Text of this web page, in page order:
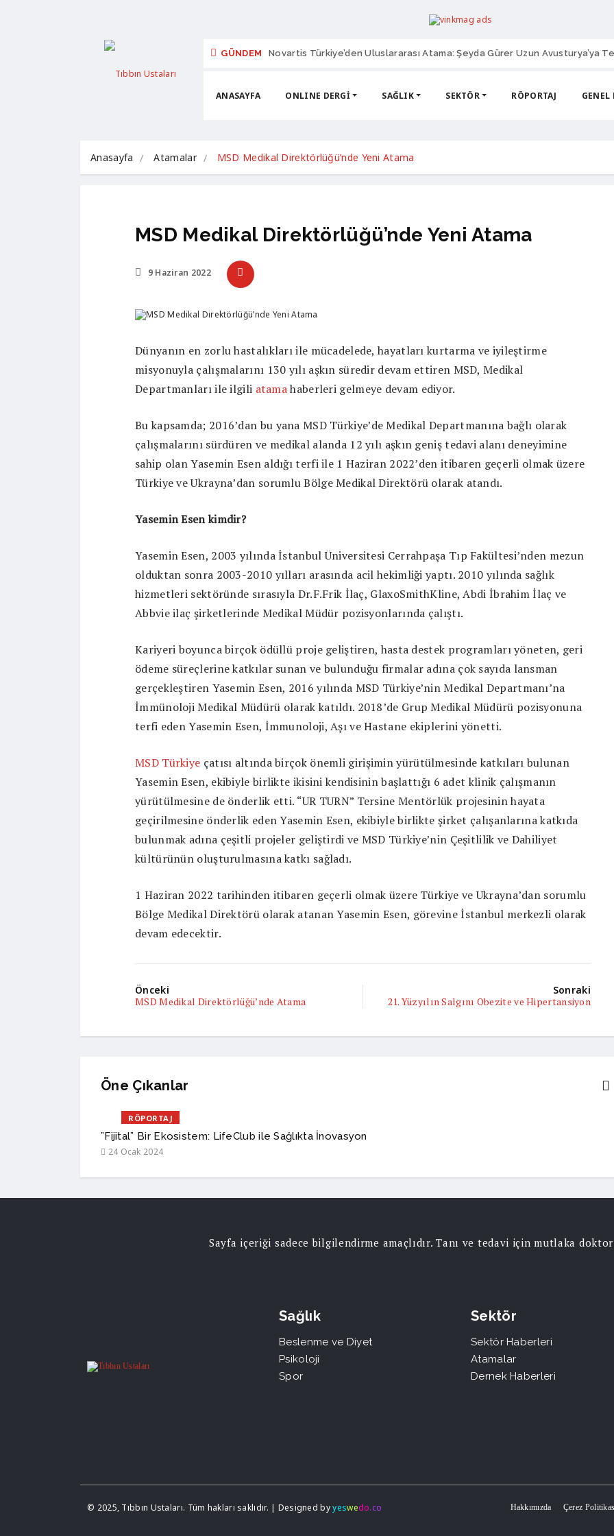
GÜNDEM Novartis Türkiye’den Uluslararası Atama: Şeyda Gürer Uzun Avusturya’ya
ANASAYFA ONLINE DERGI SAĞLIK SEKTÖR RÖPORTAJ GENEL
Anasayfa Atamalar MSD Medikal Direktörlüğü’nde Yeni Atama
MSD Medikal Direktörlüğü’nde Yeni Atama
9 Haziran 2022
Dünyanın en zorlu hastalıkları ile mücadelede, hayatları kurtarma ve iyileştirme
misyonuyla çalışmalarını 130 yılı aşkın süredir devam ettiren MSD, Medikal
Departmanları ile ilgili atamahaberleri gelmeye devam ediyor.
Bu kapsamda; 2016’dan bu yana MSD Türkiye’de Medikal Departmanına bağlı olarak
çalışmalarını sürdüren ve medikal alanda 12 yılı aşkın geniş tedavi alanı deneyimine
sahip olan Yasemin Esen aldığı terfi ile 1 Haziran 2022’den itibaren geçerli olmak üzere
Türkiye ve Ukrayna’dan sorumlu Bölge Medikal Direktörü olarak atandı.
Yasemin Esen kimdir?
Yasemin Esen, 2003 yılında İstanbul Üniversitesi Cerrahpaşa Tıp Fakültesi’nden mezun
olduktan sonra 2003-2010 yılları arasında acil hekimliği yaptı. 2010 yılında sağlık
hizmetleri sektöründe sırasıyla Dr.F.Frik İlaç, GlaxoSmithKline, Abdi İbrahim İlaç ve
Abbvie ilaç şirketlerinde Medikal Müdür pozisyonlarında çalıştı.
Kariyeri boyunca birçok ödüllü proje geliştiren, hasta destek programları yöneten, geri
ödeme süreçlerine katkılar sunan ve bulunduğu firmalar adına çok sayıda lansman
gerçekleştiren Yasemin Esen, 2016 yılında MSD Türkiye’nin Medikal Departmanı’na
İmmünoloji Medikal Müdürü olarak katıldı. 2018’de Grup Medikal Müdürü pozisyonuna
terfi eden Yasemin Esen, İmmunoloji, Aşı ve Hastane ekiplerini yönetti.
MSD Türkiye çatısı altında birçok önemli girişimin yürütülmesinde katkıları bulunan
Yasemin Esen, ekibiyle birlikte ikisini kendisinin başlattığı 6 adet klinik çalışmanın
yürütülmesine de önderlik etti. “UR TURN” Tersine Mentörlük projesinin hayata
geçirilmesine önderlik eden Yasemin Esen, ekibiyle birlikte şirket çalışanlarına katkıda
bulunmak adına çeşitli projeler geliştirdi ve MSD Türkiye’nin Çeşitlilik ve Dahiliyet
kültürünün oluşturulmasına katkı sağladı.
1 Haziran 2022 tarihinden itibaren geçerli olmak üzere Türkiye ve Ukrayna’dan sorumlu
Bölge Medikal Direktörü olarak atanan Yasemin Esen, görevine İstanbul merkezli olarak
devam edecektir.
Önceki
MSD Medikal Direktörlüğü’nde Atama
Sonraki
21. Yüzyılın Salgını Obezite ve Hipertansiyon
Öne Çıkanlar
RÖPORTAJ
”Fijital” Bir Ekosistem: LifeClub ile Sağlıkta İnovasyon
24 Ocak 2024
Sayfa içeriği sadece bilgilendirme amaçlıdır. Tanı ve tedavi için mutlaka
Sağlık
Beslenme ve Diyet
Psikoloji
Spor
Sektör
Sektör Haberleri
Atamalar
Dernek Haberleri
© 2025, Tıbbın Ustaları. Tüm hakları saklıdır. | Designed byyeswedo.co Hakkımızda Çerez